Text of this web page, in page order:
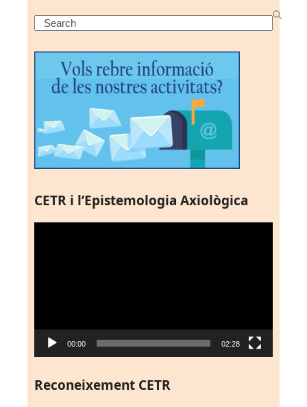
Search
CETR i l’Epistemologia Axiològica
00:00 02:28
Reconeixement CETR